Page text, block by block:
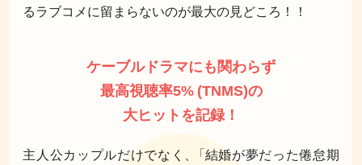
るラブコメに留まらないのが最大の見どころ！！
ケーブルドラマにも関わらず
最高視聴率5% (TNMS)の
大ヒットを記録！
主人公カップルだけでなく、「結婚が夢だった倦怠期